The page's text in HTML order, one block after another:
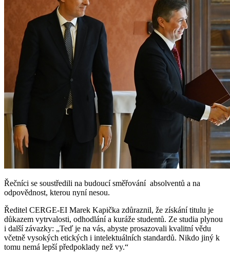
Řečníci se soustředili na budoucí směřování absolventů a na
odpovědnost, kterou nyní nesou.
Ředitel CERGE-EI Marek Kapička zdůraznil, že získání titulu je
důkazem vytrvalosti, odhodlání a kuráže studentů. Ze studia plynou
i další závazky: „Teď je na vás, abyste prosazovali kvalitní vědu
včetně vysokých etických i intelektuálních standardů. Nikdo jiný k
tomu nemá lepší předpoklady než vy.“